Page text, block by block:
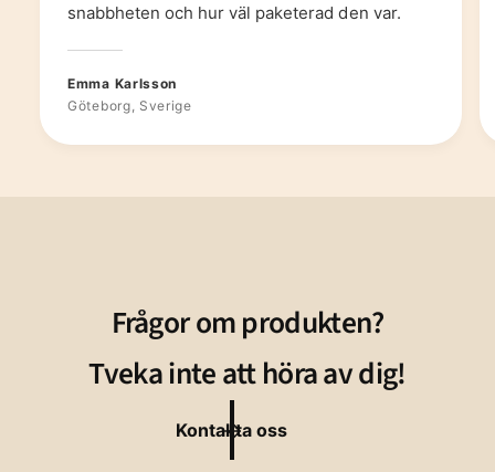
snabbheten och hur väl paketerad den var.
Emma Karlsson
Göteborg, Sverige
Frågor om produkten?
Tveka inte att höra av dig!
Kontakta oss